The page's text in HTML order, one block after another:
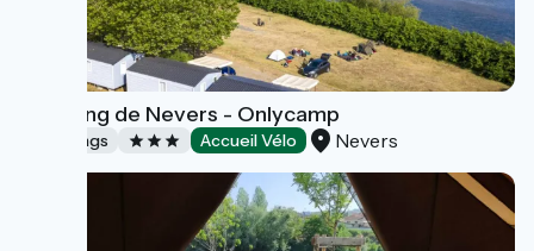
Camping de Nevers - Onlycamp
Campings Accueil Vélo Nevers